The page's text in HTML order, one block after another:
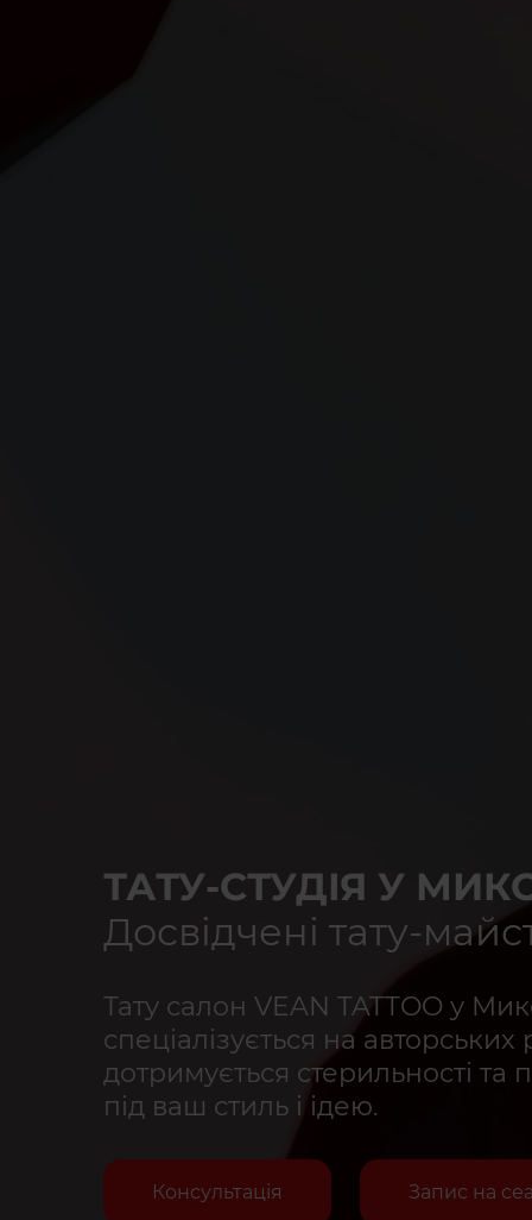
ТАТУ-СТУДІЯ У
Досвідчені тату-
Тату салон VEAN TATTOO у
спеціалізується на авторських
дотримується стерильності та
під ваш стиль і ідею.
Консультація Запис на